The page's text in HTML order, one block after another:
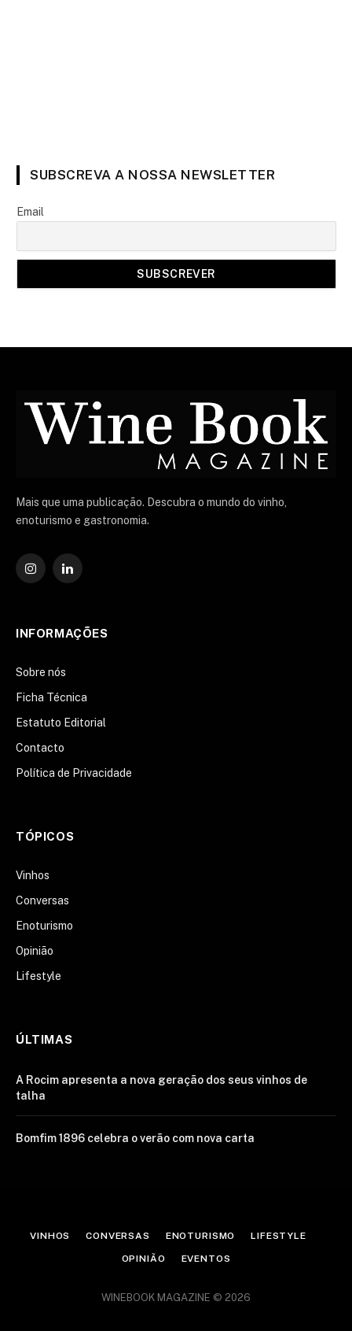
SUBSCREVA A NOSSA NEWSLETTER
Email
Mais que uma publicação. Descubra o mundo do vinho,
enoturismo e gastronomia.
Instagram
O
INFORMAÇÕES
Sobre nós
Ficha Técnica
Estatuto Editorial
Contacto
Política de Privacidade
TÓPICOS
Vinhos
Conversas
Enoturismo
Opinião
Lifestyle
ÚLTIMAS
A Rocim apresenta a nova geração dos seus vinhos de
talha
Bomfim 1896 celebra o verão com nova carta
VINHOS CONVERSAS ENOTURISMO LIFESTYLE
OPINIÃO EVENTOS
WINEBOOK MAGAZINE © 2026